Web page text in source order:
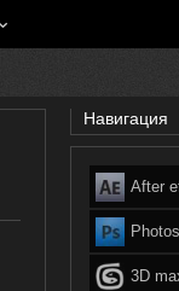
Навигация
After
3D